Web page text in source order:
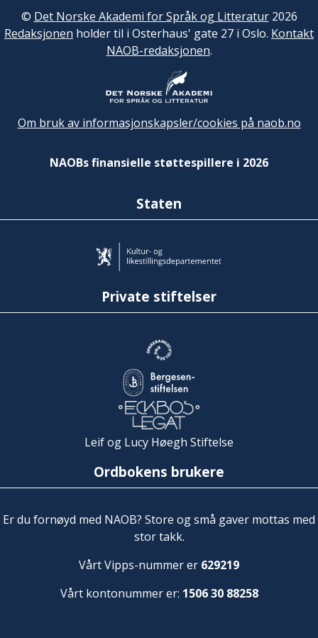
© Det Norske Akademi for Språk og Litteratur2026
Redaksjonen holder til i Osterhaus' gate 27 i Oslo. Kontakt
NAOB-redaksjonen.
Om bruk av informasjonskapsler/cookies på naob.no
NAOBs finansielle støttespillere i 2026
Staten
Private stiftelser
Leif og Lucy Høegh Stiftelse
Ordbokens brukere
Er du fornøyd med NAOB? Store og små gaver mottas med
stor takk.
Vårt Vipps-nummer er 629219
Vårt kontonummer er: 1506 30 88258